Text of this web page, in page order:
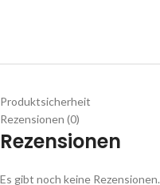
Produktsicherheit
Rezensionen (0)
Rezensionen
Es gibt noch keine Rezensionen.